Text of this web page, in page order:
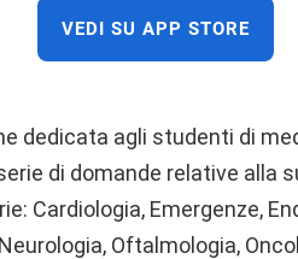
VEDI SU APP STORE
dedicata agli studenti di
di domande relative alla
Cardiologia, Emergenze,
Oftalmologia,